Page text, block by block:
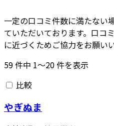
一定の口コミ件数に満たない
ていただいております。口コ
に近づくためご協力をお願い
59件中 1〜20件を表示
比較
やぎぬま